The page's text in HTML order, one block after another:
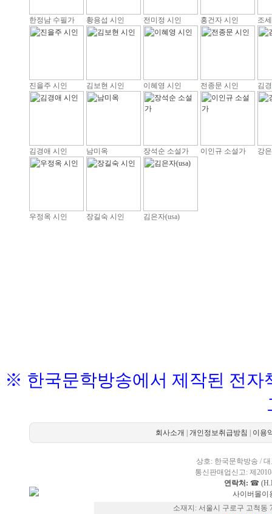
한정남 수필가 황용섭 시인 전미정 시인 홍건자 시인 조
진을주 시인 김보현 시인 이혜영 시인 전종문 시인 김
김경애 시인 남미옥 장석순 소설가 이인규 소설가 강
우정옥 시인 장길숙 시인 김은자(usa)
※ 한국문학방송에서 제작된 전자
회사소개 개인정보취급방침 이용
상호: 한국문학방송 /
통신판매업신고: 제
연락처: ☎
사이버몰이
소재지: 서울시 구로구 고척동